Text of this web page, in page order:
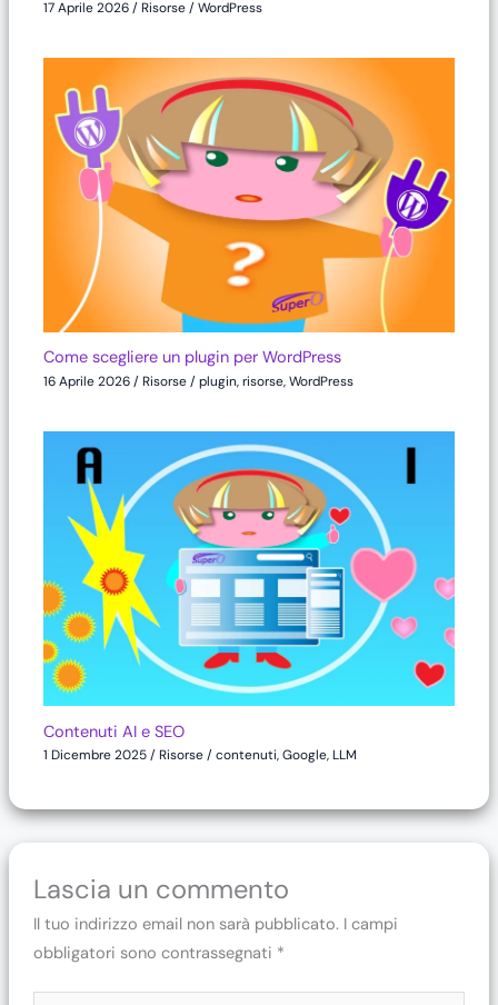
17 Aprile 2026/Risorse/WordPress
Come scegliere un plugin per WordPress
16 Aprile 2026/Risorse/plugin,risorse,WordPress
Contenuti AI e SEO
1 Dicembre 2025/Risorse/contenuti,Google,LLM
Lascia un commento
Il tuo indirizzo email non sarà pubblicato. I campi
obbligatori sono contrassegnati *